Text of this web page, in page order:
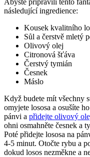
následující ingredience:
Kousek kvalitního
Sůl a čerstvě mletý
Olivový olej
Citronová šťáva
Čerstvý tymián
Česnek
Máslo
Když budete mít všechny
omyjete lososa a osušíte
pánvi a přidejte olivový
ohni osmahněte česnek a
Poté přidejte lososa na
4-5 minut. Otočte rybu a
dokud losos nezměkne a